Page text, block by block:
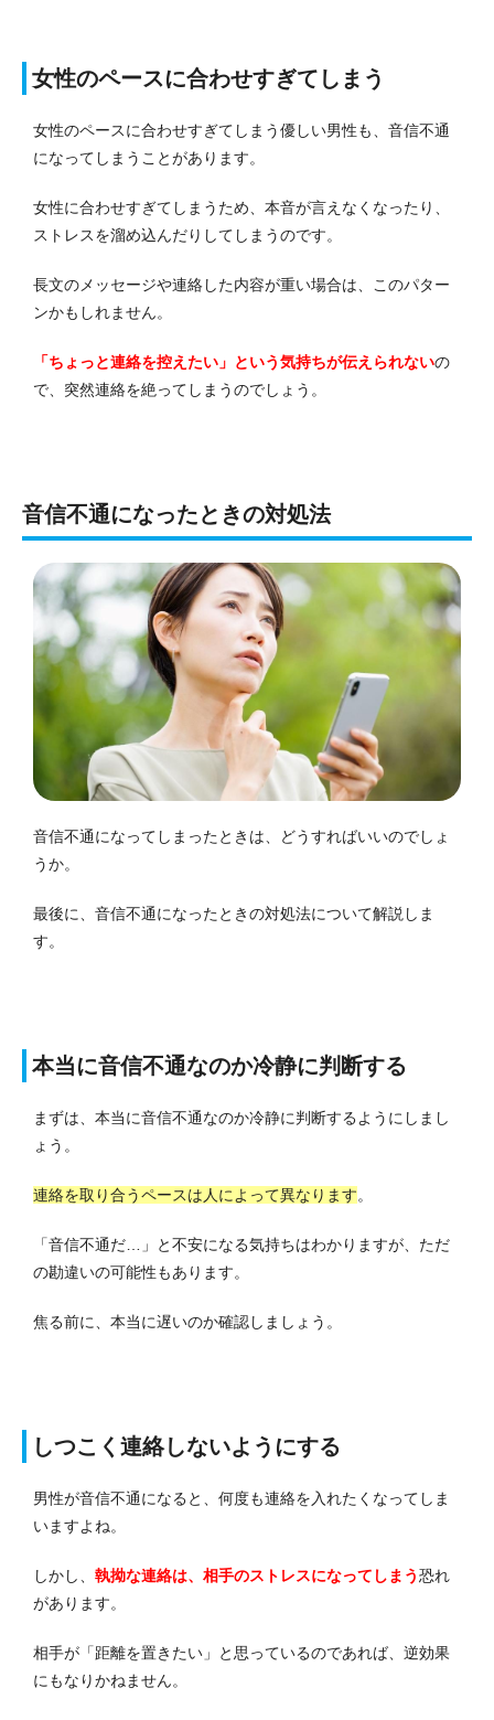
女性のペースに合わせすぎてしまう
女性のペースに合わせすぎてしまう優しい男性も、音信不通
になってしまうことがあります。
女性に合わせすぎてしまうため、本音が言えなくなったり、
ストレスを溜め込んだりしてしまうのです。
長文のメッセージや連絡した内容が重い場合は、このパター
ンかもしれません。
「ちょっと連絡を控えたい」という気持ちが伝えられないの
で、突然連絡を絶ってしまうのでしょう。
音信不通になったときの対処法
音信不通になってしまったときは、どうすればいいのでしょ
うか。
最後に、音信不通になったときの対処法について解説しま
す。
本当に音信不通なのか冷静に判断する
まずは、本当に音信不通なのか冷静に判断するようにしまし
ょう。
連絡を取り合うペースは人によって異なります。
「音信不通だ…」と不安になる気持ちはわかりますが、ただ
の勘違いの可能性もあります。
焦る前に、本当に遅いのか確認しましょう。
しつこく連絡しないようにする
男性が音信不通になると、何度も連絡を入れたくなってしま
いますよね。
しかし、 執拗な連絡は、相手のストレスになってしまう恐れ
があります。
相手が「距離を置きたい」と思っているのであれば、逆効果
にもなりかねません。